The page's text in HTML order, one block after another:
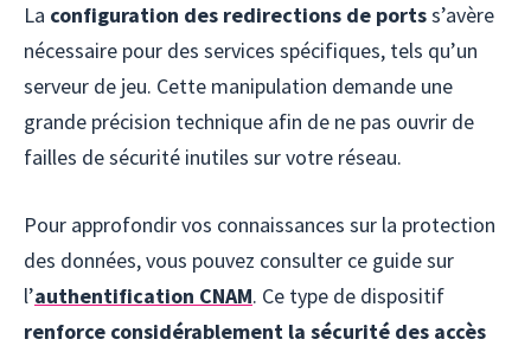
La configuration des redirections de portss’avère
nécessaire pour des services spécifiques, tels qu’un
serveur de jeu. Cette manipulation demande une
grande précision technique afin de ne pas ouvrir de
failles de sécurité inutiles sur votre réseau.
Pour approfondir vos connaissances sur la protection
des données, vous pouvez consulter ce guide sur
l’authentification CNAM. Ce type de dispositif
renforce considérablement la sécurité des accès